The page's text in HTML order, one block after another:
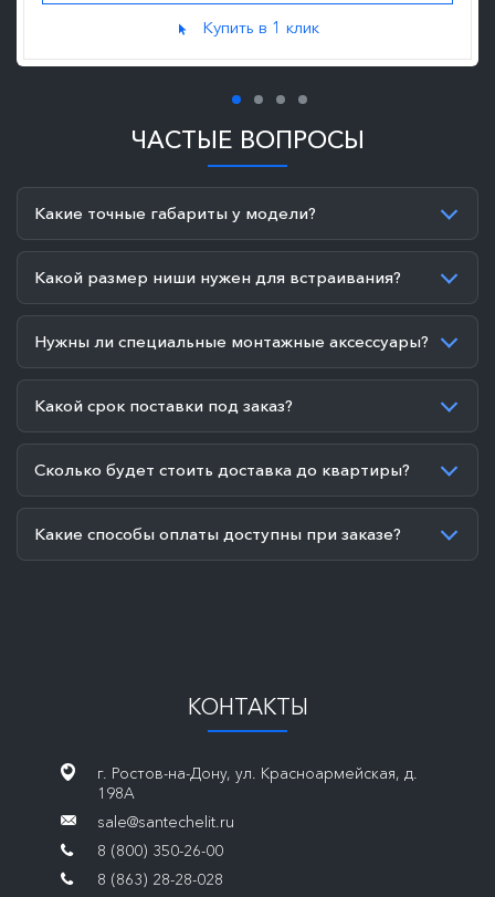
Купить в 1 клик
ЧАСТЫЕ ВОПРОСЫ
Какие точные габариты у модели?
Какой размер ниши нужен для встраивания?
Нужны ли специальные монтажные аксессуары?
Какой срок поставки под заказ?
Сколько будет стоить доставка до квартиры?
Какие способы оплаты доступны при заказе?
КОНТАКТЫ
г. Ростов-на-Дону, ул. Красноармейская, д.
198А
sale@santechelit.ru
8 (800) 350-26-00
8 (863) 28-28-028